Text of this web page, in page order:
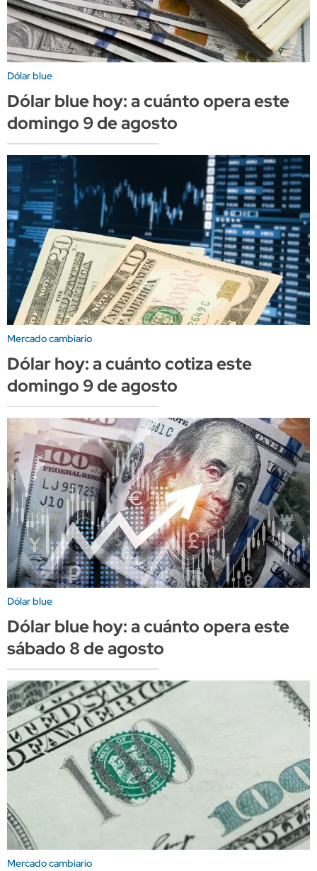
Dólar blue
Dólar blue hoy: a cuánto opera este
domingo 9 de agosto
Mercado cambiario
Dólar hoy: a cuánto cotiza este
domingo 9 de agosto
Dólar blue
Dólar blue hoy: a cuánto opera este
sábado 8 de agosto
Mercado cambiario